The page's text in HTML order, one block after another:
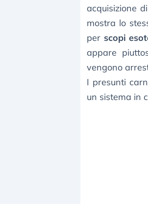
acquisizione
mostra lo
per scopi
appare
vengono
I presunti
un sistema in